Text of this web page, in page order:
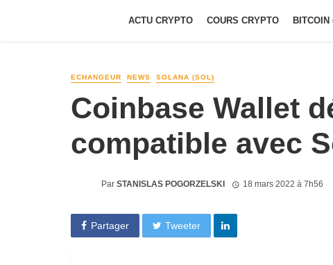
ACTU CRYPTO COURS CRYPTO BITCOIN
ECHANGEUR NEWS SOLANA (SOL)
Coinbase Wallet
compatible avec
Par STANISLAS POGORZELSKI 18 mars 2022 à 7h56
Partager Tweeter